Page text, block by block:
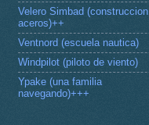
Velero Simbad
aceros)++
Ventnord (escuela nautica)
Windpilot (piloto de viento)
Ypake (una familia
navegando)+++